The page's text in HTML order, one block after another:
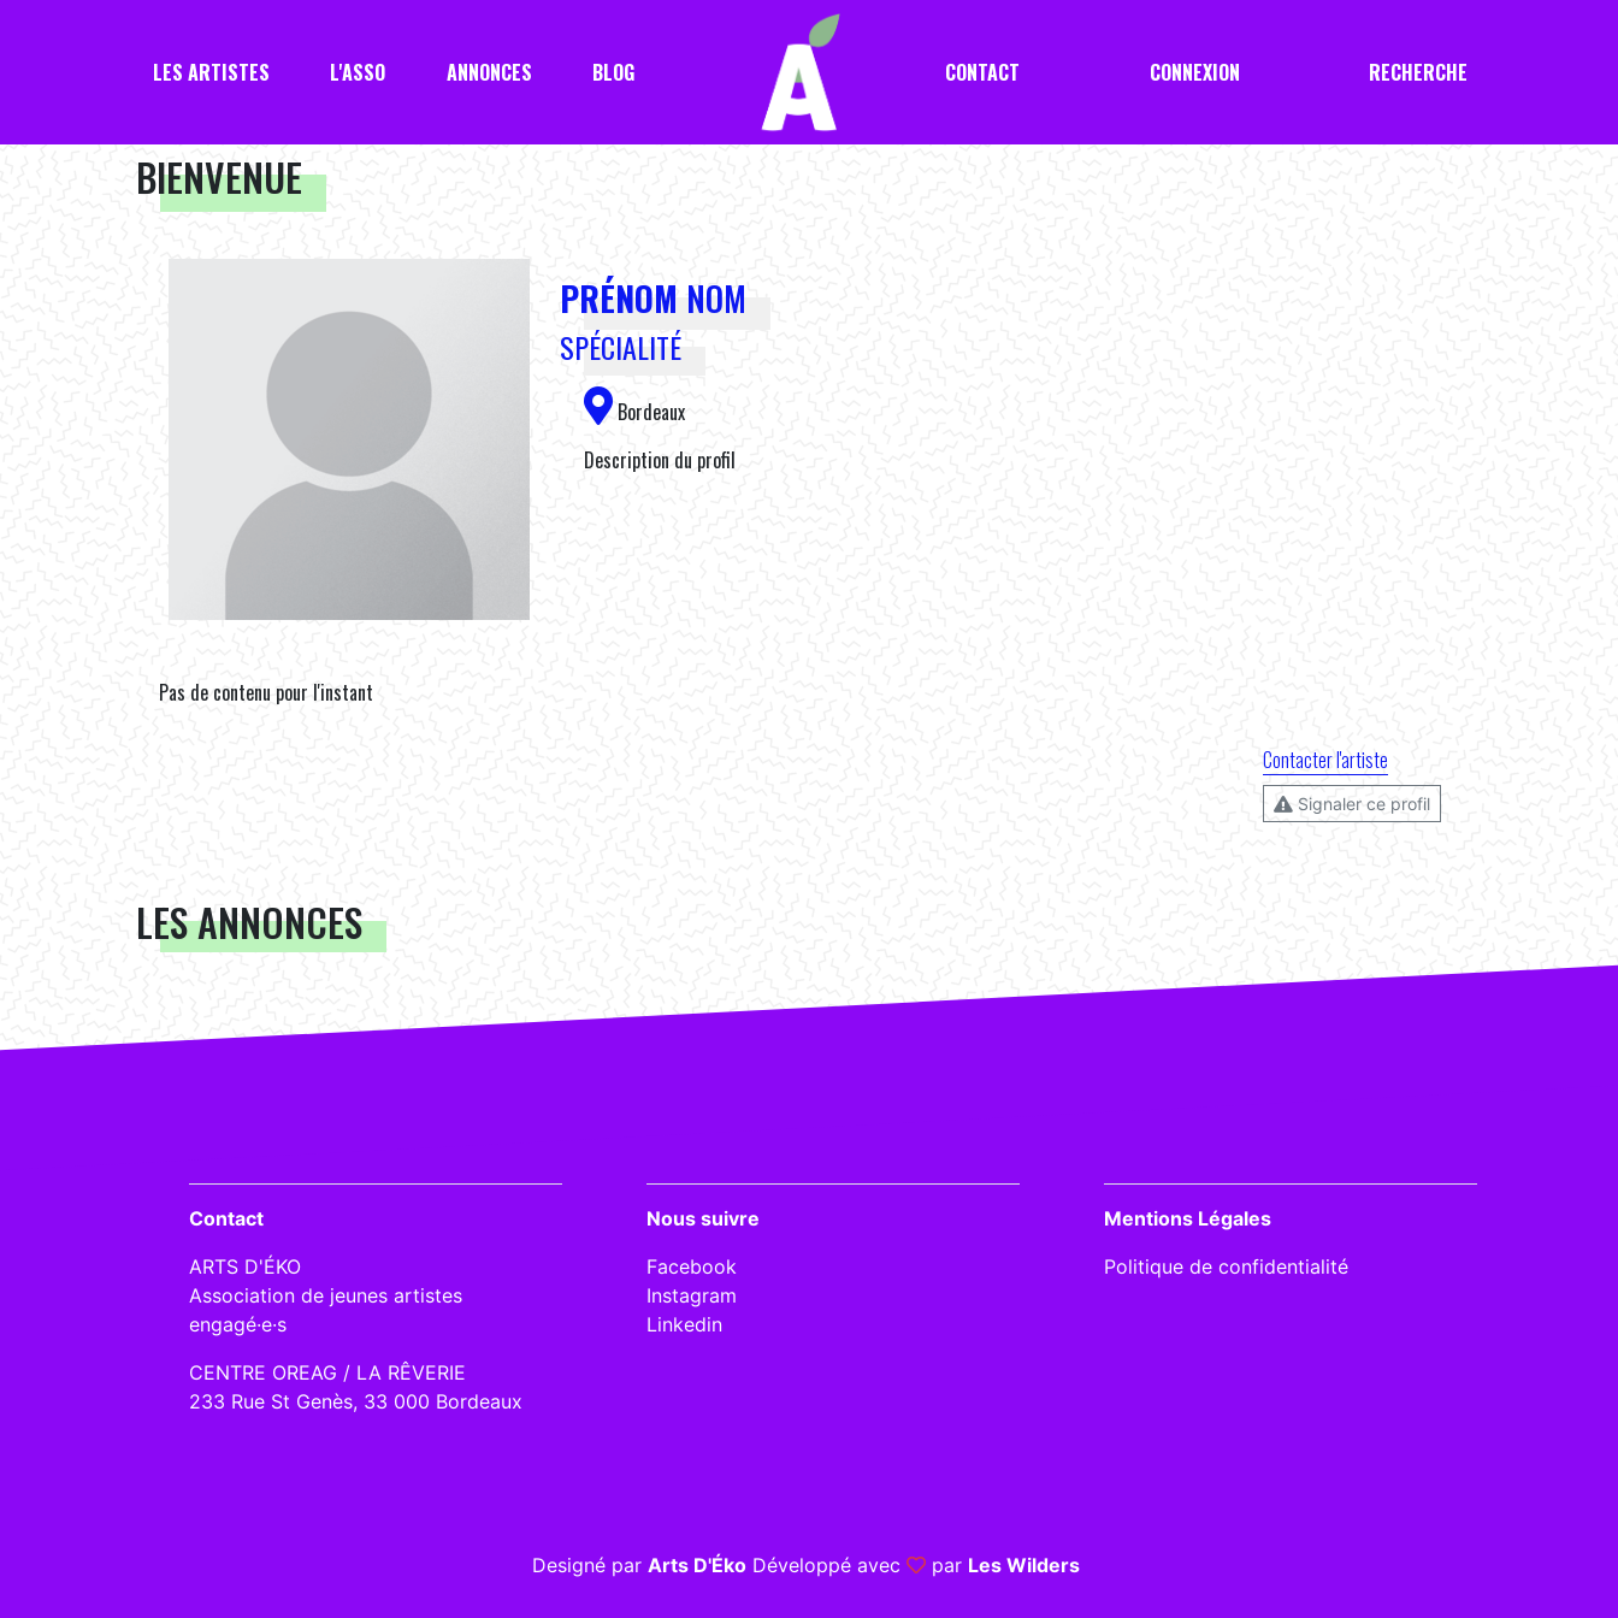
LES ARTISTES L'ASSO ANNONCES BLOG CONTACT CONNEXION RECHERCHE
BIENVENUE
PRÉNOM NOM
SPÉCIALITÉ
Bordeaux
Description du profil
Pas de contenu pour l'instant
Contacter l'artiste
Signaler ce profil
LES ANNONCES
Contact
ARTS D'ÉKO
Association de jeunes artistes
engagé·e·s
CENTRE OREAG / LA RÊVERIE
233 Rue St Genès, 33 000 Bordeaux
Nous suivre
Facebook
Instagram
Linkedin
Mentions Légales
Politique de confidentialité
Designé par Arts D'Éko Développé avec par Les Wilders